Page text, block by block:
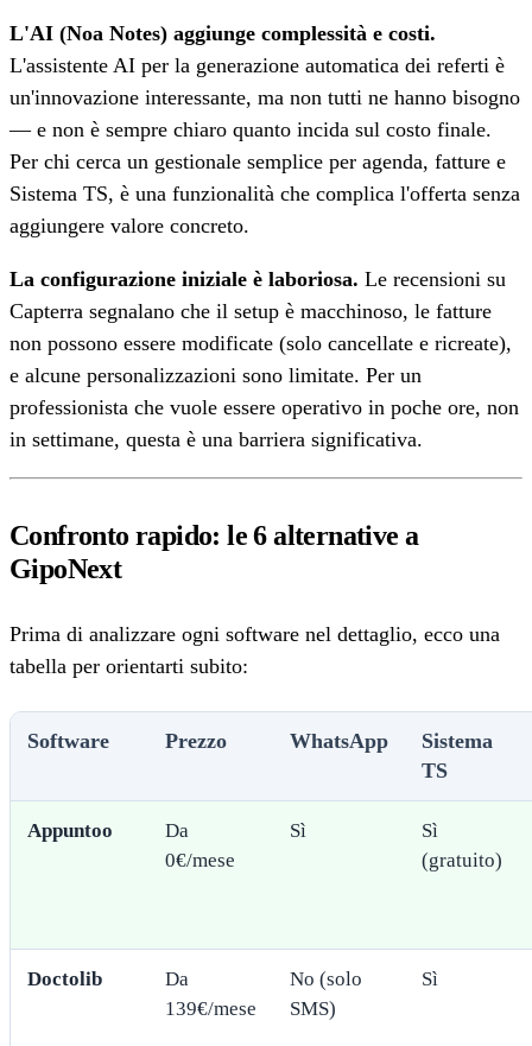
L'AI (Noa Notes) aggiunge complessità e costi.
L'assistente AI per la generazione automatica dei referti è
un'innovazione interessante, ma non tutti ne hanno bisogno
— e non è sempre chiaro quanto incida sul costo finale.
Per chi cerca un gestionale semplice per agenda, fatture e
Sistema TS, è una funzionalità che complica l'offerta senza
aggiungere valore concreto.
La configurazione iniziale è laboriosa. Le recensioni su
Capterra segnalano che il setup è macchinoso, le fatture
non possono essere modificate (solo cancellate e ricreate),
e alcune personalizzazioni sono limitate. Per un
professionista che vuole essere operativo in poche ore, non
in settimane, questa è una barriera significativa.
Confronto rapido: le 6 alternative a
GipoNext
Prima di analizzare ogni software nel dettaglio, ecco una
tabella per orientarti subito:
Software Prezzo WhatsApp
Sistema
TS
Appuntoo
Da
0€/mese
Sì
Sì
(gratuito)
Doctolib
Da
139€/mese
No (solo
SMS)
Sì